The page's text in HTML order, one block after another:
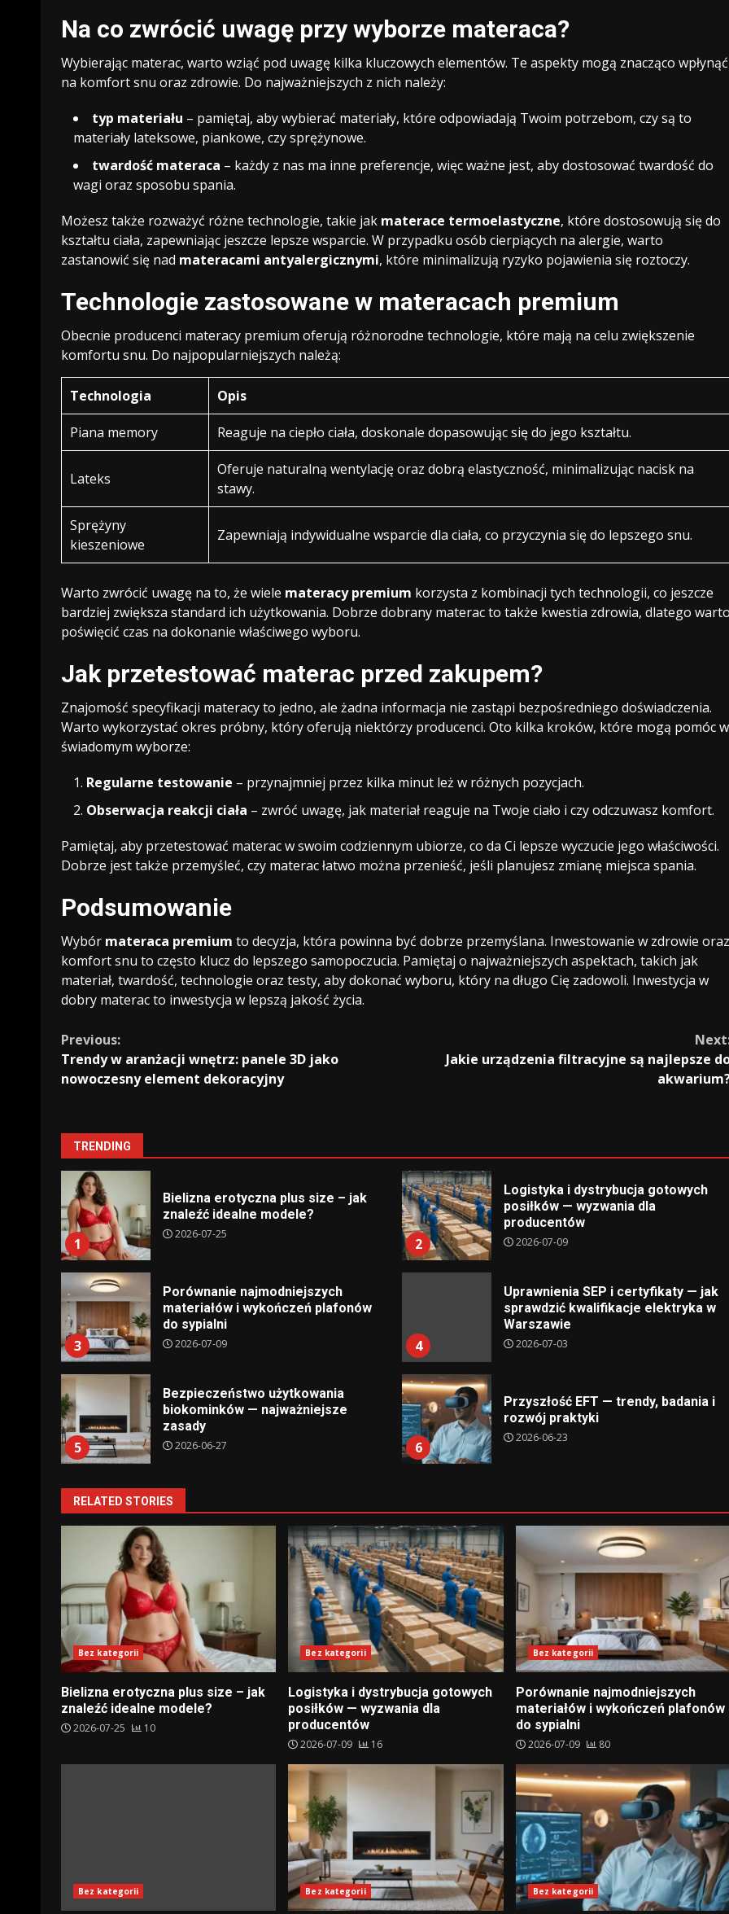
Na co zwrócić uwagę przy wyborze materaca?
Wybierając materac, warto wziąć pod uwagę kilka kluczowych elementów. Te aspekty mogą znacząco wpłynąć
na komfort snu oraz zdrowie. Do najważniejszych z nich należy:
typ materiału – pamiętaj, aby wybierać materiały, które odpowiadają Twoim potrzebom, czy są to
materiały lateksowe, piankowe, czy sprężynowe.
twardość materaca – każdy z nas ma inne preferencje, więc ważne jest, aby dostosować twardość do
wagi oraz sposobu spania.
Możesz także rozważyć różne technologie, takie jak materace termoelastyczne, które dostosowują się do
kształtu ciała, zapewniając jeszcze lepsze wsparcie. W przypadku osób cierpiących na alergie, warto
zastanowić się nad materacami antyalergicznymi, które minimalizują ryzyko pojawienia się roztoczy.
Technologie zastosowane w materacach premium
Obecnie producenci materacy premium oferują różnorodne technologie, które mają na celu zwiększenie
komfortu snu. Do najpopularniejszych należą:
Technologia Opis
Piana memory Reaguje na ciepło ciała, doskonale dopasowując się do jego kształtu.
Lateks
Oferuje naturalną wentylację oraz dobrą elastyczność, minimalizując nacisk na
stawy.
Sprężyny
kieszeniowe
Zapewniają indywidualne wsparcie dla ciała, co przyczynia się do lepszego snu.
Warto zwrócić uwagę na to, że wiele materacy premium korzysta z kombinacji tych technologii, co jeszcze
bardziej zwiększa standard ich użytkowania. Dobrze dobrany materac to także kwestia zdrowia, dlatego
poświęcić czas na dokonanie właściwego wyboru.
Jak przetestować materac przed zakupem?
Znajomość specyfikacji materacy to jedno, ale żadna informacja nie zastąpi bezpośredniego doświadczenia.
Warto wykorzystać okres próbny, który oferują niektórzy producenci. Oto kilka kroków, które mogą pomóc w
świadomym wyborze:
Regularne testowanie – przynajmniej przez kilka minut leż w różnych pozycjach.
Obserwacja reakcji ciała – zwróć uwagę, jak materiał reaguje na Twoje ciało i czy odczuwasz komfort.
Pamiętaj, aby przetestować materac w swoim codziennym ubiorze, co da Ci lepsze wyczucie jego właściwości.
Dobrze jest także przemyśleć, czy materac łatwo można przenieść, jeśli planujesz zmianę miejsca spania.
Podsumowanie
Wybór materaca premium to decyzja, która powinna być dobrze przemyślana. Inwestowanie w zdrowie oraz
komfort snu to często klucz do lepszego samopoczucia. Pamiętaj o najważniejszych aspektach, takich jak
materiał, twardość, technologie oraz testy, aby dokonać wyboru, który na długo Cię zadowoli. Inwestycja w
dobry materac to inwestycja w lepszą jakość życia.
Continue
Reading
Previous:
Trendy w aranżacji wnętrz: panele 3D jako
nowoczesny element dekoracyjny
Jakie urządzenia filtracyjne są najlepsze
TRENDING
1
Bielizna erotyczna plus size – jak
znaleźć idealne modele?
2026-07-25
2
Logistyka i dystrybucja gotowych
posiłków — wyzwania dla
producentów
2026-07-09
3
Porównanie najmodniejszych
materiałów i wykończeń plafonów
do sypialni
2026-07-09 4
Uprawnienia SEP i certyfikaty — jak
sprawdzić kwalifikacje elektryka w
Warszawie
2026-07-03
5
Bezpieczeństwo użytkowania
biokominków — najważniejsze
zasady
2026-06-27 6
Przyszłość EFT — trendy, badania i
rozwój praktyki
2026-06-23
RELATED STORIES
Bez kategorii
Bielizna erotyczna plus size – jak
znaleźć idealne modele?
2026-07-25 10
Bez kategorii
Logistyka i dystrybucja gotowych
posiłków — wyzwania dla
producentów
2026-07-09 16
Bez kategorii
Porównanie najmodniejszych
materiałów i wykończeń plafonów
do sypialni
2026-07-09 80
Bez kategorii Bez kategorii Bez kategorii